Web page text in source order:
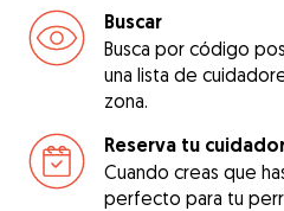
Buscar
Busca por código
una lista de
zona.
Reserva tu
Cuando creas que
perfecto para tu